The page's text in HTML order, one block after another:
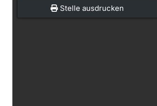
Stelle ausdrucken